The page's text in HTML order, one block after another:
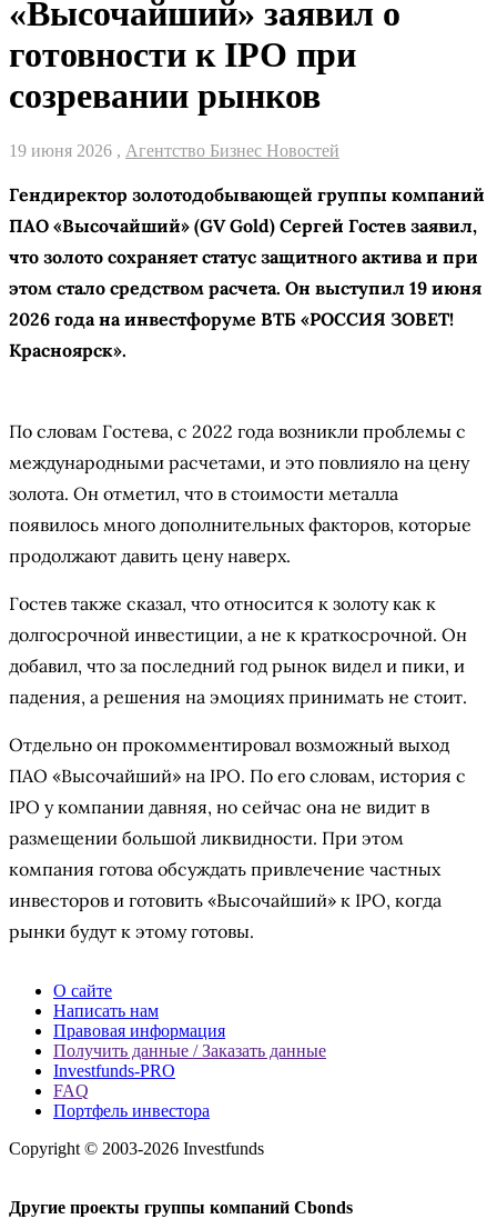
«Высочайший» заявил о
готовности к IPO при
созревании рынков
19 июня 2026 , Агентство Бизнес Новостей
Гендиректор золотодобывающей группы компаний
ПАО «Высочайший» (GV Gold) Сергей Гостев заявил,
что золото сохраняет статус защитного актива и при
этом стало средством расчета. Он выступил 19 июня
2026 года на инвестфоруме ВТБ «РОССИЯ ЗОВЕТ!
Красноярск».
По словам Гостева, с 2022 года возникли проблемы с
международными расчетами, и это повлияло на цену
золота. Он отметил, что в стоимости металла
появилось много дополнительных факторов, которые
продолжают давить цену наверх.
Гостев также сказал, что относится к золоту как к
долгосрочной инвестиции, а не к краткосрочной. Он
добавил, что за последний год рынок видел и пики, и
падения, а решения на эмоциях принимать не стоит.
Отдельно он прокомментировал возможный выход
ПАО «Высочайший» на IPO. По его словам, история с
IPO у компании давняя, но сейчас она не видит в
размещении большой ликвидности. При этом
компания готова обсуждать привлечение частных
инвесторов и готовить «Высочайший» к IPO, когда
рынки будут к этому готовы.
О сайте
Написать нам
Правовая информация
Получить данные / Заказать данные
Investfunds-PRO
FAQ
Портфель инвестора
Copyright © 2003-2026 Investfunds
Другие проекты группы компаний Cbonds